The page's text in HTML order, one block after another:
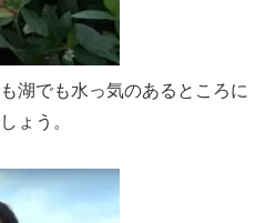
湖でも水っ気のあるところに
ょう。